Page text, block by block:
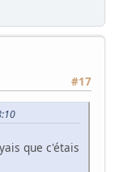
#17
que c'étais